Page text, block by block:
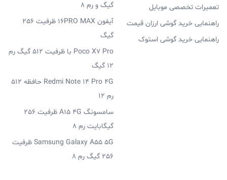
تعمیرات تخصصی موبایل
راهنمایی خرید گوشی ارزان قیمت
راهنمایی خرید گوشی استوک
گیگ و رم 8
آیفون 16PRO MAX ظرفیت 256
گیگ
Poco X7 Pro با ظرفیت 512 گیگ رم
12 گیگ
Redmi Note 14 Pro 4G حافظه 512
رم 12
سامسونگ A15 4G ظرفیت 256
گیگابایت رم 8
Samsung Galaxy A55 5G ظرفیت
256 گیگ رم 8